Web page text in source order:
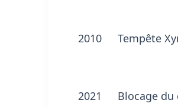
2010 Tempête
2021 Blocage du